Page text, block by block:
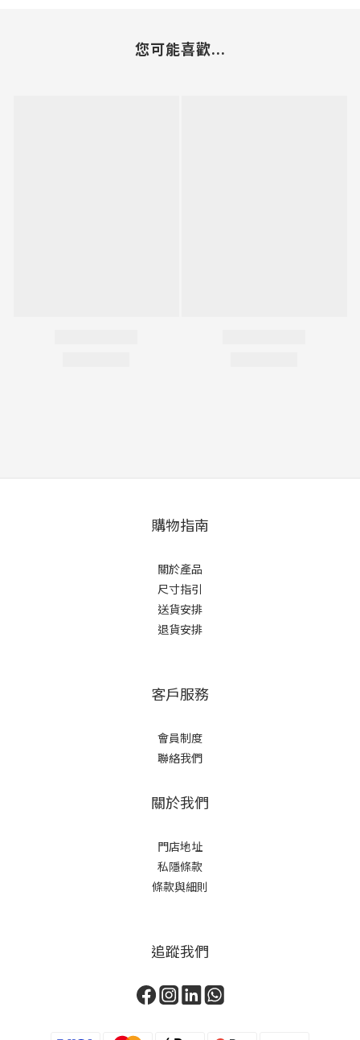
您可能喜歡...
購物指南
關於產品
尺寸指引
送貨安排
退貨安排
客戶服務
會員制度
聯絡我們
關於我們
門店地址
私隱條款
條款與細則
追蹤我們